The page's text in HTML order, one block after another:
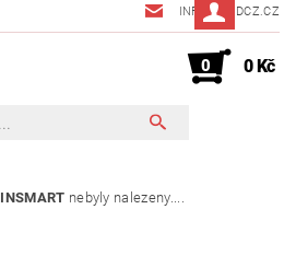
INFO@JMDCZ.CZ
0 0 Kč
INSMART nebyly nalezeny....